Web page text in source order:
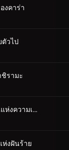
งคาร่า
ตัวไป
ชิรามะ
ตอนที่ 160 สู่ดินแดนแห่งความเงียบงัน
ห่งฝันร้าย